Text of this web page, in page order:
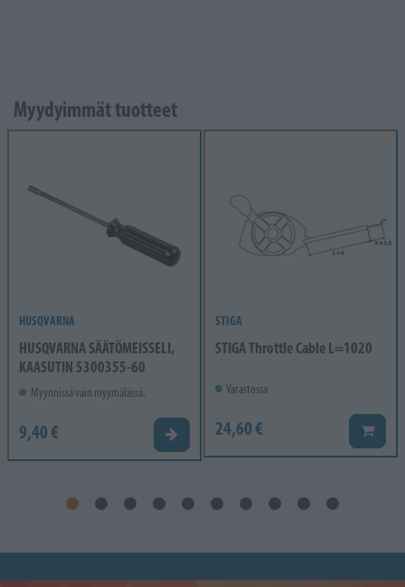
Myydyimmät tuotteet
HUSQVARNA
HUSQVARNA SÄÄTÖMEISSELI,
KAASUTIN 5300355-60
Myynnissä vain myymälässä.
9,40 € Valitse vaihtoehto
STIGA
STIGA Throttle Cable L=1020
Varastossa
24,60 € Lisää